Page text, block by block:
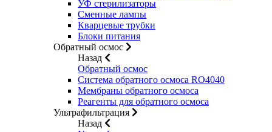
УФ стерилизаторы
Сменные лампы
Кварцевые трубки
Блоки питания
Обратный осмос
Назад
Обратный осмос
Система обратного осмоса RO4040
Мембраны обратного осмоса
Реагенты для обратного осмоса
Ультрафильтрация
Назад